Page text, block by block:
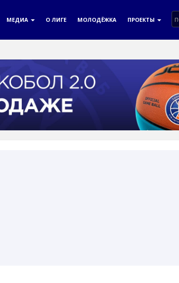
МЕДИА О ЛИГЕ МОЛОДЁЖКА ПРОЕКТЫ